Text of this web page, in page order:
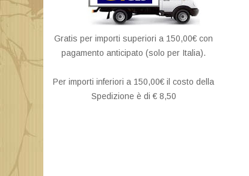
Gratis per importi superiori a 150,00€ con
pagamento anticipato (solo per Italia).
Per importi inferiori a 150,00€ il costo della
Spedizione è di € 8,50